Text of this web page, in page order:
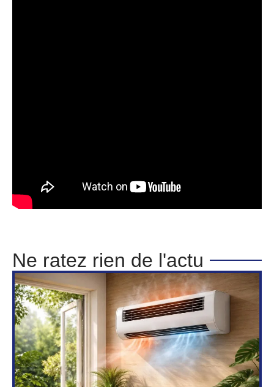
Ne ratez rien de l'actu